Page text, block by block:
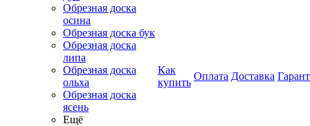
Обрезная доска
осина
Обрезная доска бук
Обрезная доска
липа
Обрезная доска
ольха
Обрезная доска
ясень
Ещё
Как
купить
Оплата Доставка